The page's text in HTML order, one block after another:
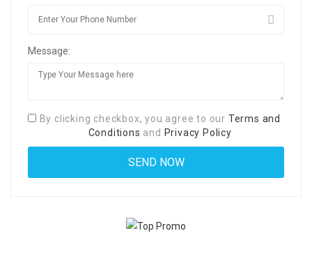
Message:
By clicking checkbox, you agree to our Terms and
Conditions and Privacy Policy